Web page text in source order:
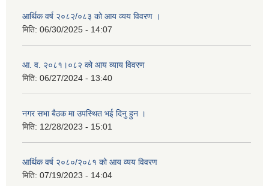
आर्थिक वर्ष २०८२/०८३ को आय व्यय विवरण ।
मिति: 06/30/2025 - 14:07
आ. व. २०८१।०८२ को आय व्याय विवरण
मिति: 06/27/2024 - 13:40
नगर सभा बैठक मा उपस्थित भई दिनु हुन ।
मिति: 12/28/2023 - 15:01
आर्थिक वर्ष २०८०/२०८१ को आय व्यय विवरण
मिति: 07/19/2023 - 14:04